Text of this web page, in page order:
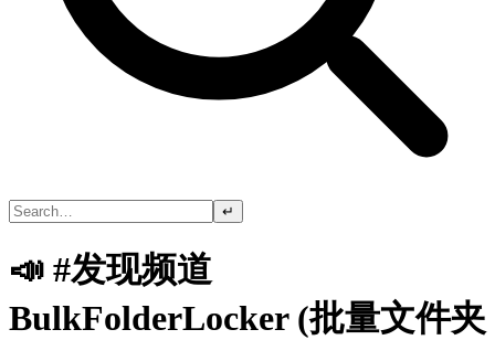
↵
📣 #发现频道
BulkFolderLocker (批量文件夹